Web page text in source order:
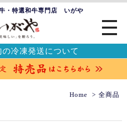
・特選和牛専門店 いがや
冷凍発送について
Home 全商品